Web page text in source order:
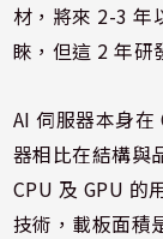
材，將來 2-3 年
睞，但這 2 年研
AI 伺服器本身在
器相比在結構與
CPU 及 GPU 的
技術，載板面積